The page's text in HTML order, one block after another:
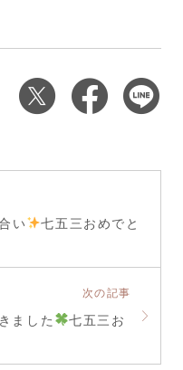
い
七五三おめでと
次の記事
ました
七五三お